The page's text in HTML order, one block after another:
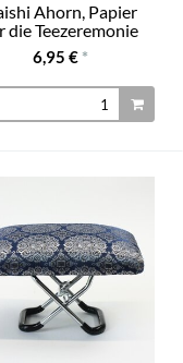
Ahorn, Papier
die Teezeremonie
6,95 € *